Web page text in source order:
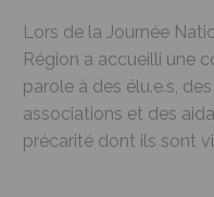
Lors de la Journée
Région a accueilli une
parole à des élu.e.s,
associations et des
précarité dont ils sont